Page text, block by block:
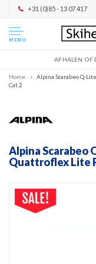
+31 (0)85 - 13 07 417
MENU
AFHALEN OF
Home
Alpina Scarabeo Q-
Cat.2
Alpina Scarabeo
Quattroflex Lite